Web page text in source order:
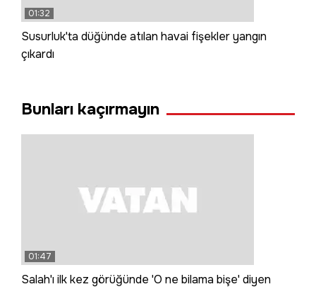
01:32
Susurluk'ta düğünde atılan havai fişekler yangın
çıkardı
Bunları kaçırmayın
01:47
Salah'ı ilk kez görüğünde 'O ne bilama bişe' diyen